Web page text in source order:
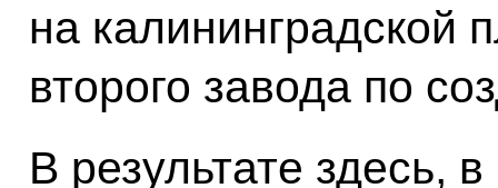
на калининградской
второго завода по
В результате здесь,